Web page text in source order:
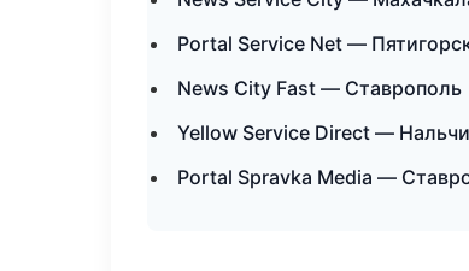
Portal Service Net —
News City Fast — Ставрополь
Yellow Service Direct —
Portal Spravka Media —